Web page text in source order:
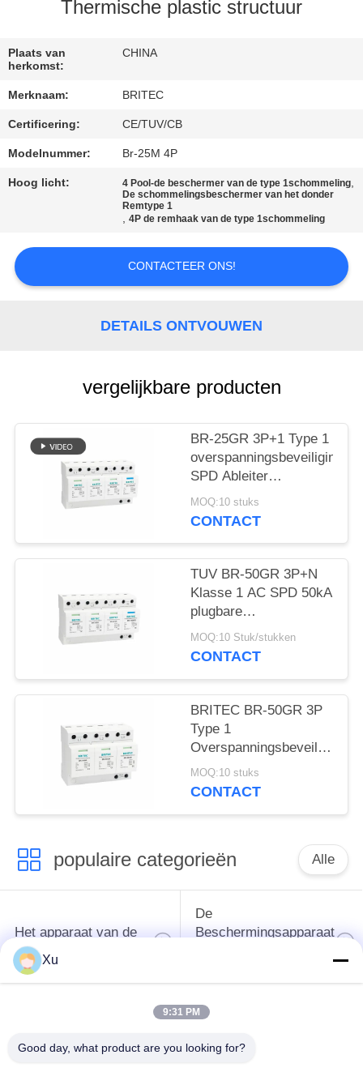
ALLE
GEVALLEN
SITEMAP
PRIVACYBELEID
Thermische plastic structuur
Plaats van
herkomst:
CHINA
Merknaam: BRITEC
Certificering: CE/TUV/CB
Modelnummer: Br-25M 4P
Hoog licht: 4 Pool-de beschermer van de type 1schommeling,
De schommelingsbeschermer van het donder
Remtype 1
,4P de remhaak van de type 1schommeling
CONTACTEER ONS!
DETAILS ONTVOUWEN
vergelijkbare producten
BR-25GR 3P+1 Type 1
overspanningsbeveiliging
SPD Ableiter
bliksemafleider
vonkafstand spd
MOQ:10 stuks
CONTACT
TUV BR-50GR 3P+N
Klasse 1 AC SPD 50kA
plugbare
overspanningsbeveiliging
type 1 spd TUV
overspanningsafleider
type 1
overspanningsbeveiliging
MOQ:10 Stuk/stukken
CONTACT
BRITEC BR-50GR 3P
Type 1
Overspanningsbeveiliging
50ka
Overspanningsbeveiliging
MOQ:10 stuks
CONTACT
populaire categorieën Alle
Het apparaat van de
schommelingsbescherming
De
Beschermingsapparaat
van de 2
Type van
Beschermend
Xu
9:31 PM
Good day, what product are you looking for?